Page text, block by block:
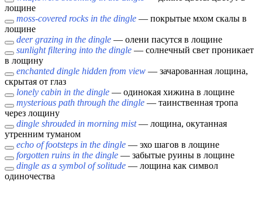
лощине
moss-covered rocks in the dingle — покрытые мхом скалы в
лощине
deer grazing in the dingle — олени пасутся в лощине
sunlight filtering into the dingle — солнечный свет проникает
в лощину
enchanted dingle hidden from view — зачарованная лощина,
скрытая от глаз
lonely cabin in the dingle — одинокая хижина в лощине
mysterious path through the dingle — таинственная тропа
через лощину
dingle shrouded in morning mist— лощина, окутанная
утренним туманом
echo of footsteps in the dingle — эхо шагов в лощине
forgotten ruins in the dingle — забытые руины в лощине
dingle as a symbol of solitude — лощина как символ
одиночества